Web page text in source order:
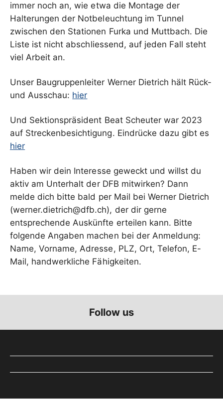
immer noch an, wie etwa die Montage der
Halterungen der Notbeleuchtung im Tunnel
zwischen den Stationen Furka und Muttbach. Die
Liste ist nicht abschliessend, auf jeden Fall steht
viel Arbeit an.
Unser Baugruppenleiter Werner Dietrich hält Rück-
und Ausschau: hier
Und Sektionspräsident Beat Scheuter war 2023
auf Streckenbesichtigung. Eindrücke dazu gibt es
hier
Haben wir dein Interesse geweckt und willst du
aktiv am Unterhalt der DFB mitwirken? Dann
melde dich bitte bald per Mail bei Werner Dietrich
(werner.dietrich@dfb.ch), der dir gerne
entsprechende Auskünfte erteilen kann. Bitte
folgende Angaben machen bei der Anmeldung:
Name, Vorname, Adresse, PLZ, Ort, Telefon, E-
Mail, handwerkliche Fähigkeiten.
Follow us